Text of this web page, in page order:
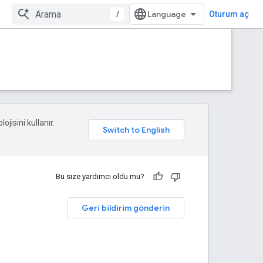
/ Oturum aç
kullanır.
Bu size yardımcı oldu mu?
Geri bildirim gönderin